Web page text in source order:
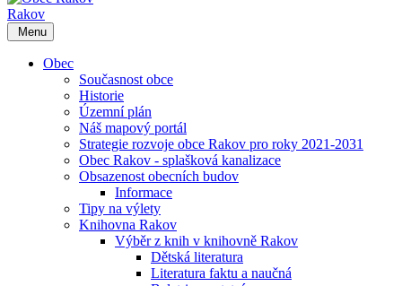
Rakov
Menu
Obec
Současnost obce
Historie
Územní plán
Náš mapový portál
Strategie rozvoje obce Rakov pro roky 2021-2031
Obec Rakov - splašková kanalizace
Obsazenost obecních budov
Informace
Tipy na výlety
Knihovna Rakov
Výběr z knih v knihovně Rakov
Dětská literatura
Literatura faktu a naučná